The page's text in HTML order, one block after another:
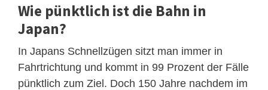
Wie pünktlich ist die Bahn in
Japan?
In Japans Schnellzügen sitzt man immer in
Fahrtrichtung und kommt in 99 Prozent der Fälle
pünktlich zum Ziel. Doch 150 Jahre nachdem im